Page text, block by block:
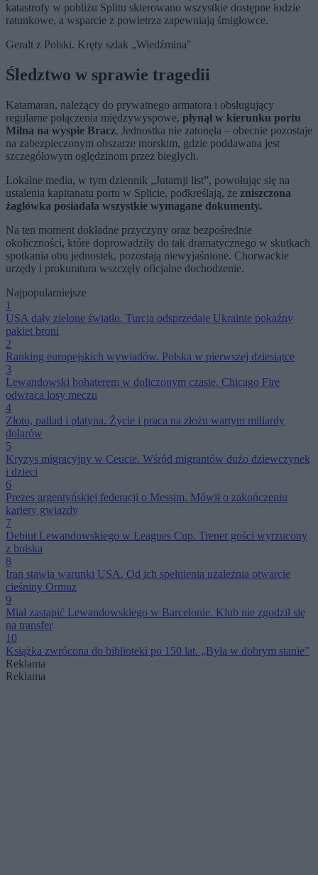
katastrofy w pobliżu Splitu skierowano wszystkie dostępne łodzie
ratunkowe, a wsparcie z powietrza zapewniają śmigłowce.
Geralt z Polski. Kręty szlak „Wiedźmina"
Śledztwo w sprawie tragedii
Katamaran, należący do prywatnego armatora i obsługujący
regularne połączenia międzywyspowe, płynął w kierunku portu
Milna na wyspie Bracz. Jednostka nie zatonęła – obecnie pozostaje
na zabezpieczonym obszarze morskim, gdzie poddawana jest
szczegółowym oględzinom przez biegłych.
Lokalne media, w tym dziennik „Jutarnji list”, powołując się na
ustalenia kapitanatu portu w Splicie, podkreślają, że zniszczona
żaglówka posiadała wszystkie wymagane dokumenty.
Na ten moment dokładne przyczyny oraz bezpośrednie
okoliczności, które doprowadziły do tak dramatycznego w skutkach
spotkania obu jednostek, pozostają niewyjaśnione. Chorwackie
urzędy i prokuratura wszczęły oficjalne dochodzenie.
Najpopularniejsze
1
USA dały zielone światło. Turcja odsprzedaje Ukrainie pokaźny
pakiet broni
2
Ranking europejskich wywiadów. Polska w pierwszej dziesiątce
3
Lewandowski bohaterem w doliczonym czasie. Chicago Fire
odwraca losy meczu
4
Złoto, pallad i platyna. Życie i praca na złożu wartym miliardy
dolarów
5
Kryzys migracyjny w Ceucie. Wśród migrantów dużo dziewczynek
i dzieci
6
Prezes argentyńskiej federacji o Messim. Mówił o zakończeniu
kariery gwiazdy
7
Debiut Lewandowskiego w Leagues Cup. Trener gości wyrzucony
z boiska
8
Iran stawia warunki USA. Od ich spełnienia uzależnia otwarcie
cieśniny Ormuz
9
Miał zastąpić Lewandowskiego w Barcelonie. Klub nie zgodził się
na transfer
10
Książka zwrócona do biblioteki po 150 lat. „Była w dobrym stanie”
Reklama
Reklama